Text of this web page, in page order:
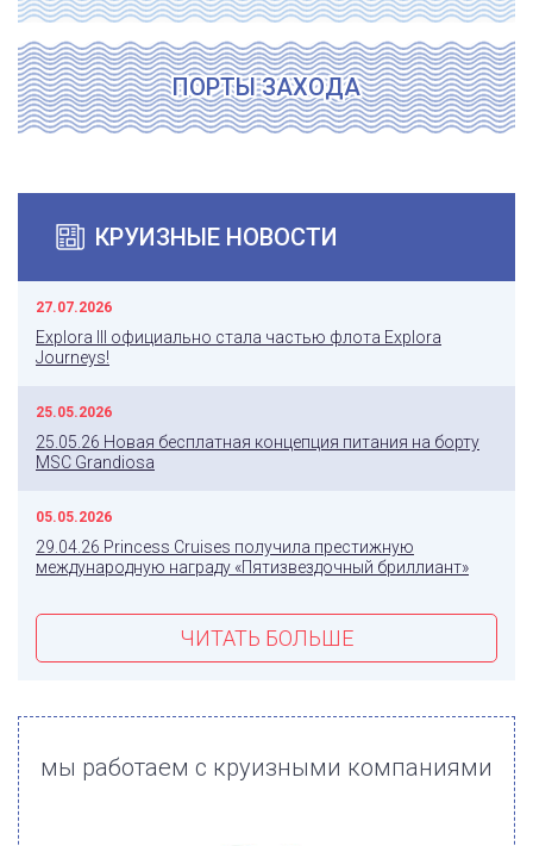
ПОРТЫ ЗАХОДА
КРУИЗНЫЕ НОВОСТИ
27.07.2026
Explora III официально стала частью флота Explora
Journeys!
25.05.2026
25.05.26 Новая бесплатная концепция питания на борту
MSC Grandiosa
05.05.2026
29.04.26 Princess Cruises получила престижную
международную награду «Пятизвездочный бриллиант»
ЧИТАТЬ БОЛЬШЕ
мы работаем с круизными компаниями